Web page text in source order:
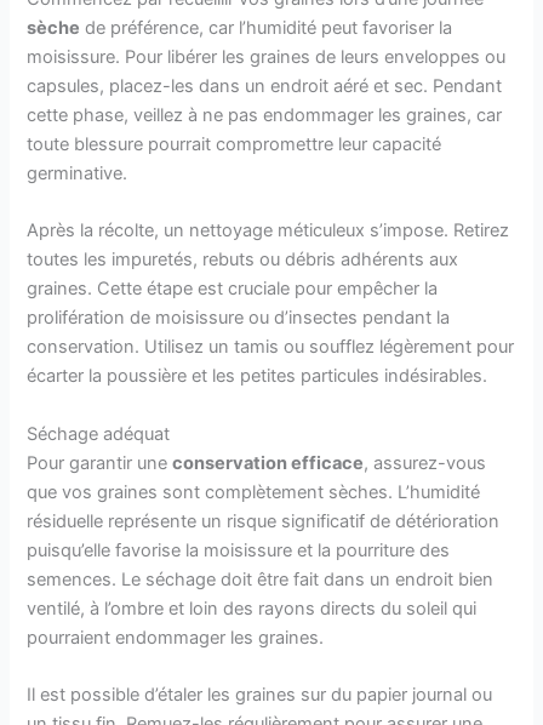
sèche de préférence, car l’humidité peut favoriser la
moisissure. Pour libérer les graines de leurs enveloppes ou
capsules, placez-les dans un endroit aéré et sec. Pendant
cette phase, veillez à ne pas endommager les graines, car
toute blessure pourrait compromettre leur capacité
germinative.
Après la récolte, un nettoyage méticuleux s’impose. Retirez
toutes les impuretés, rebuts ou débris adhérents aux
graines. Cette étape est cruciale pour empêcher la
prolifération de moisissure ou d’insectes pendant la
conservation. Utilisez un tamis ou soufflez légèrement pour
écarter la poussière et les petites particules indésirables.
Séchage adéquat
Pour garantir uneconservation efficace, assurez-vous
que vos graines sont complètement sèches. L’humidité
résiduelle représente un risque significatif de détérioration
puisqu’elle favorise la moisissure et la pourriture des
semences. Le séchage doit être fait dans un endroit bien
ventilé, à l’ombre et loin des rayons directs du soleil qui
pourraient endommager les graines.
Il est possible d’étaler les graines sur du papier journal ou